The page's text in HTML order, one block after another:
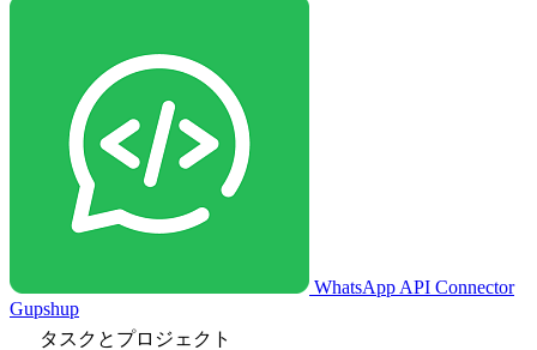
WhatsApp API Connector
Gupshup
タスクとプロジェクト